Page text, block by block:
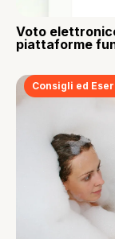
Voto
piattaforme
Consigli ed